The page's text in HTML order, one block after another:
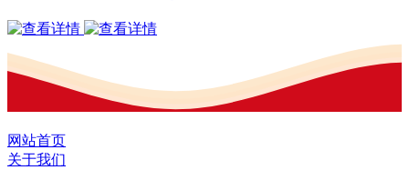
网站首页
关于我们